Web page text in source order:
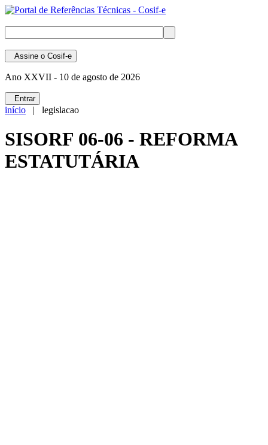
Assine o Cosif-e
Ano XXVII - 10 de agosto de 2026
Entrar
início | legislacao
SISORF 06-06 - REFORMA
ESTATUTÁRIA